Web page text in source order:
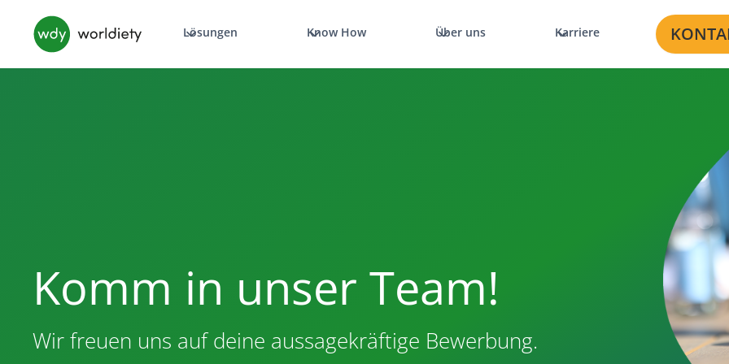
Lösungen Know How Über uns Karriere
Komm in unser Team!
Wir freuen uns auf deine aussagekräftige Bewerbung.